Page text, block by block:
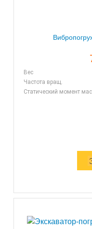
Вес
Частота вращ.
Статический момент